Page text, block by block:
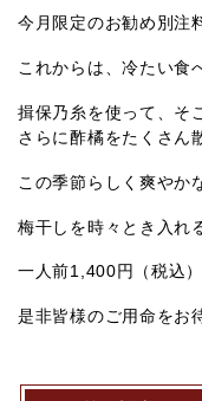
今月限定のお勧め別注
これからは、冷たい食
揖保乃糸を使って、そ
さらに酢橘をたくさん
この季節らしく爽やか
梅干しを時々とき入れ
一人前1,400円（税込）
是非皆様のご用命をお